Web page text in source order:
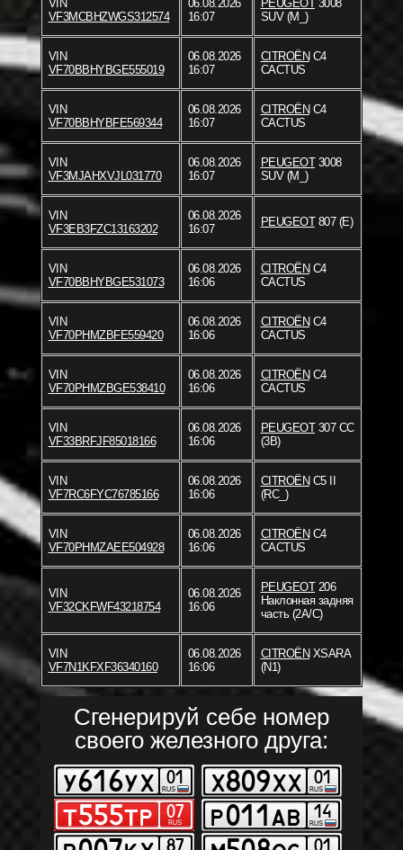
VIN
VF3MCBHZWGS312574
06.08.2026
16:07
PEUGEOT3008
SUV (M_)
VIN
VF70BBHYBGE555019
06.08.2026
16:07
CITROËN C4
CACTUS
VIN
VF70BBHYBFE569344
06.08.2026
16:07
CITROËN C4
CACTUS
VIN
VF3MJAHXVJL031770
06.08.2026
16:07
PEUGEOT3008
SUV (M_)
VIN
VF3EB3FZC13163202
06.08.2026
16:07
PEUGEOT807 (E)
VIN
VF70BBHYBGE531073
06.08.2026
16:06
CITROËN C4
CACTUS
VIN
VF70PHMZBFE559420
06.08.2026
16:06
CITROËN C4
CACTUS
VIN
VF70PHMZBGE538410
06.08.2026
16:06
CITROËN C4
CACTUS
VIN
VF33BRFJF85018166
06.08.2026
16:06
PEUGEOT307 CC
(3B)
VIN
VF7RC6FYC76785166
06.08.2026
16:06
CITROËN C5 II
(RC_)
VIN
VF70PHMZAEE504928
06.08.2026
16:06
CITROËN C4
CACTUS
VIN
VF32CKFWF43218754
06.08.2026
16:06
PEUGEOT206
Наклонная задняя
часть (2A/C)
VIN
VF7N1KFXF36340160
06.08.2026
16:06
CITROËN XSARA
(N1)
Сгенерируй себе номер
своего железного друга: